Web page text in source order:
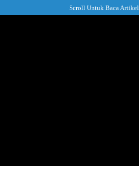
ke
Scroll Untuk Baca Artikel